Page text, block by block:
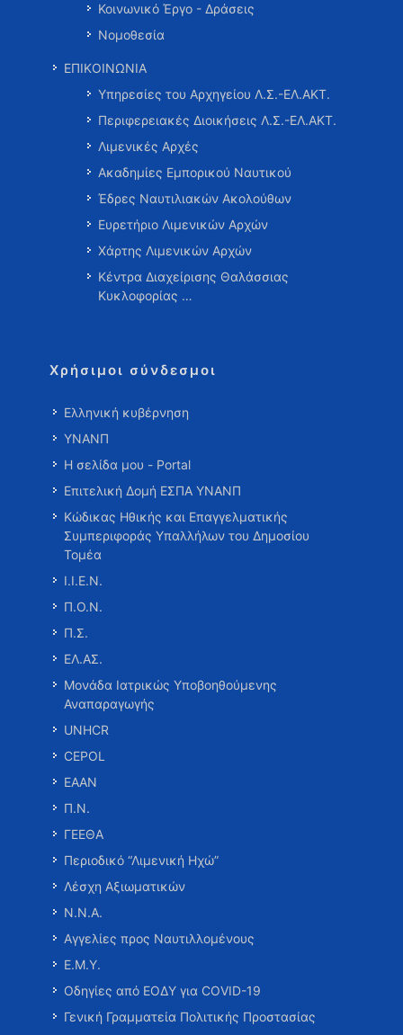
Κοινωνικό Έργο - Δράσεις
Νομοθεσία
ΕΠΙΚΟΙΝΩΝΙΑ
Υπηρεσίες του Αρχηγείου Λ.Σ.-ΕΛ.ΑΚΤ.
Περιφερειακές Διοικήσεις Λ.Σ.-ΕΛ.ΑΚΤ.
Λιμενικές Αρχές
Ακαδημίες Εμπορικού Ναυτικού
Έδρες Ναυτιλιακών Ακολούθων
Ευρετήριο Λιμενικών Αρχών
Χάρτης Λιμενικών Αρχών
Κέντρα Διαχείρισης Θαλάσσιας
Κυκλοφορίας …
Χρήσιμοι σύνδεσμοι
Ελληνική κυβέρνηση
ΥΝΑΝΠ
Η σελίδα μου - Portal
Επιτελική Δομή ΕΣΠΑ ΥΝΑΝΠ
Κώδικας Ηθικής και Επαγγελματικής
Συμπεριφοράς Υπαλλήλων του Δημοσίου
Τομέα
Ι.Ι.Ε.Ν.
Π.Ο.Ν.
Π.Σ.
ΕΛ.ΑΣ.
Μονάδα Ιατρικώς Υποβοηθούμενης
Αναπαραγωγής
UNHCR
CEPOL
ΕΑΑΝ
Π.Ν.
ΓΕΕΘΑ
Περιοδικό “Λιμενική Ηχώ”
Λέσχη Αξιωματικών
Ν.Ν.Α.
Αγγελίες προς Ναυτιλλομένους
Ε.Μ.Υ.
Οδηγίες από ΕΟΔΥ για COVID-19
Γενική Γραμματεία Πολιτικής Προστασίας